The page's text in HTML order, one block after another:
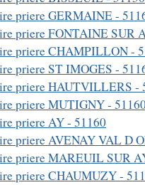
priere GERMAINE -
priere FONTAINE SUR
priere CHAMPILLON -
priere ST IMOGES -
priere HAUTVILLERS -
priere MUTIGNY -
priere AY - 51160
priere AVENAY VAL D
priere MAREUIL SUR
priere CHAUMUZY -